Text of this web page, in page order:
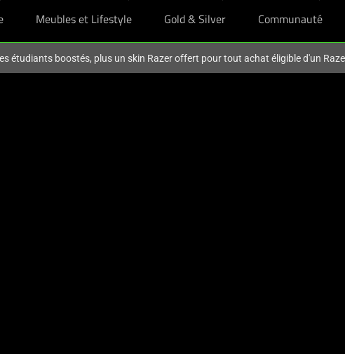
Meubles et Lifestyle Gold & Silver Communauté
étudiants boostés, plus un skin Razer offert pour tout achat éligible d'un